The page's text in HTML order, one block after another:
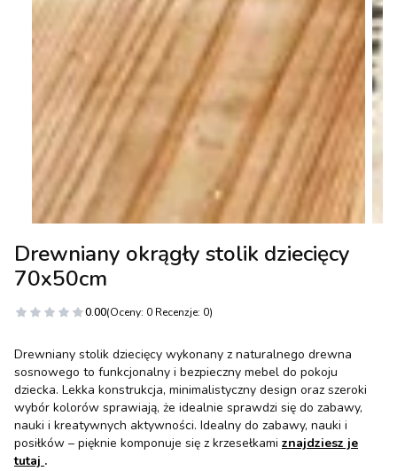
Drewniany okrągły stolik dziecięcy
70x50cm
0.00(Oceny: 0 Recenzje: 0)
Drewniany stolik dziecięcy wykonany z naturalnego drewna
sosnowego to funkcjonalny i bezpieczny mebel do pokoju
dziecka. Lekka konstrukcja, minimalistyczny design oraz szeroki
wybór kolorów sprawiają, że idealnie sprawdzi się do zabawy,
nauki i kreatywnych aktywności. Idealny do zabawy, nauki i
posiłków – pięknie komponuje się z krzesełkami znajdziesz je
tutaj .